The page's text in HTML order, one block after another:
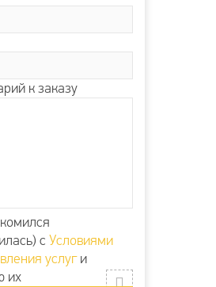
к заказу
с Условиями
услуги
их